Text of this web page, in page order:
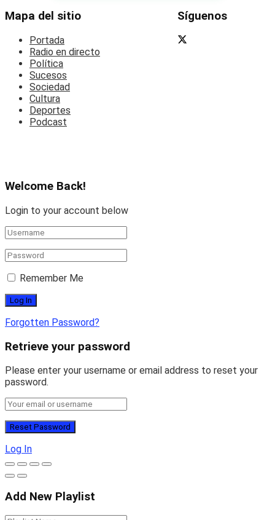
Mapa del sitio
Portada
Radio en directo
Política
Sucesos
Sociedad
Cultura
Deportes
Podcast
Síguenos
Welcome Back!
Login to your account below
Remember Me
Forgotten Password?
Retrieve your password
Please enter your username or email address to reset your
password.
Log In
Add New Playlist